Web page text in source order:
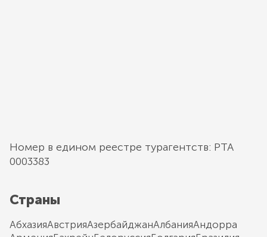
Номер в едином реестре турагентств: РТА
0003383
Страны
АбхазияАвстрияАзербайджанАлбанияАндорра